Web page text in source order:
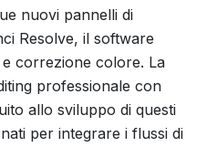
nuovi pannelli di
Resolve, il software
correzione colore. La
professionale con
allo sviluppo di questi
per integrare i flussi di